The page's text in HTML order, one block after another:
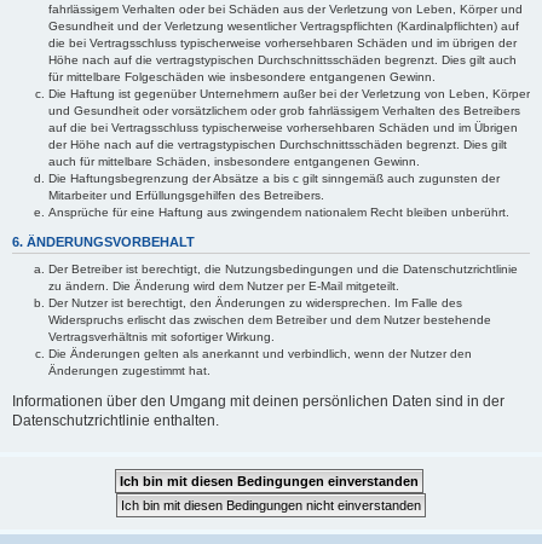
fahrlässigem Verhalten oder bei Schäden aus der Verletzung von Leben, Körper und
Gesundheit und der Verletzung wesentlicher Vertragspflichten (Kardinalpflichten) auf
die bei Vertragsschluss typischerweise vorhersehbaren Schäden und im übrigen der
Höhe nach auf die vertragstypischen Durchschnittsschäden begrenzt. Dies gilt auch
für mittelbare Folgeschäden wie insbesondere entgangenen Gewinn.
Die Haftung ist gegenüber Unternehmern außer bei der Verletzung von Leben, Körper
und Gesundheit oder vorsätzlichem oder grob fahrlässigem Verhalten des Betreibers
auf die bei Vertragsschluss typischerweise vorhersehbaren Schäden und im Übrigen
der Höhe nach auf die vertragstypischen Durchschnittsschäden begrenzt. Dies gilt
auch für mittelbare Schäden, insbesondere entgangenen Gewinn.
Die Haftungsbegrenzung der Absätze a bis c gilt sinngemäß auch zugunsten der
Mitarbeiter und Erfüllungsgehilfen des Betreibers.
Ansprüche für eine Haftung aus zwingendem nationalem Recht bleiben unberührt.
6. ÄNDERUNGSVORBEHALT
Der Betreiber ist berechtigt, die Nutzungsbedingungen und die Datenschutzrichtlinie
zu ändern. Die Änderung wird dem Nutzer per E-Mail mitgeteilt.
Der Nutzer ist berechtigt, den Änderungen zu widersprechen. Im Falle des
Widerspruchs erlischt das zwischen dem Betreiber und dem Nutzer bestehende
Vertragsverhältnis mit sofortiger Wirkung.
Die Änderungen gelten als anerkannt und verbindlich, wenn der Nutzer den
Änderungen zugestimmt hat.
Informationen über den Umgang mit deinen persönlichen Daten sind in der
Datenschutzrichtlinie enthalten.